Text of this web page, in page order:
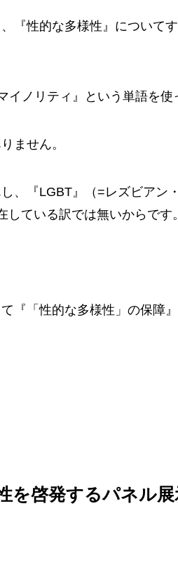
『性的な多様性』について
ノリティ』という単語を使
ません。
、『LGBT』（=レズビアン
ている訳では無いからです。
『「性的な多様性」の保障
を啓発するパネル